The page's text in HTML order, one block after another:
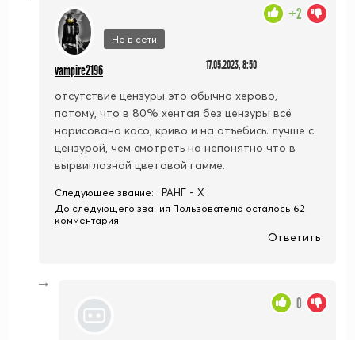
Не в сети
vampire2196 17.05.2023, 8:50
отсутствие цензуры это обычно херово,
потому, что в 80% хентая без цензуры всё
нарисовано косо, криво и на отъебись. лучше с
цензурой, чем смотреть на непонятно что в
вырвиглазной цветовой гамме.
+2
Следующее звание: РАНГ - X
До следующего звания Пользователю осталось 62
комментария
Ответить
0